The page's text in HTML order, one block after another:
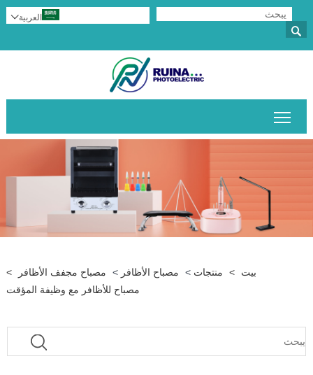

العربية
بيت > منتجات > مصباح الأظافر > مصباح مجفف الأظافر
>
مصباح للأظافر مع وظيفة المؤقت